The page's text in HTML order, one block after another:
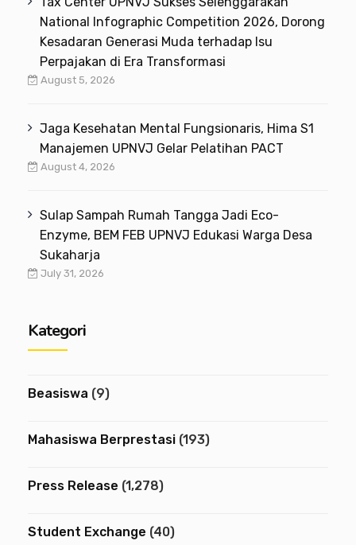
National Infographic Competition 2026, Dorong
Kesadaran Generasi Muda terhadap Isu
Perpajakan di Era Transformasi
August 5, 2026
Jaga Kesehatan Mental Fungsionaris, Hima S1
Manajemen UPNVJ Gelar Pelatihan PACT
August 4, 2026
Sulap Sampah Rumah Tangga Jadi Eco-
Enzyme, BEM FEB UPNVJ Edukasi Warga Desa
Sukaharja
July 31, 2026
Kategori
Beasiswa (9)
Mahasiswa Berprestasi (193)
Press Release (1,278)
Student Exchange (40)